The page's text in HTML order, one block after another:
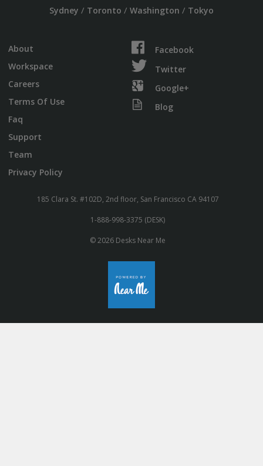
Sydney / Toronto / Washington / Tokyo
About
Workspace
Careers
Terms Of Use
Faq
Support
Team
Privacy Policy
Facebook
Twitter
Google+
Blog
185 Clara St. #102D, 2nd floor, San Francisco CA 94107
1-888-998-3375 (DESK)
© 2026 Desks Near Me